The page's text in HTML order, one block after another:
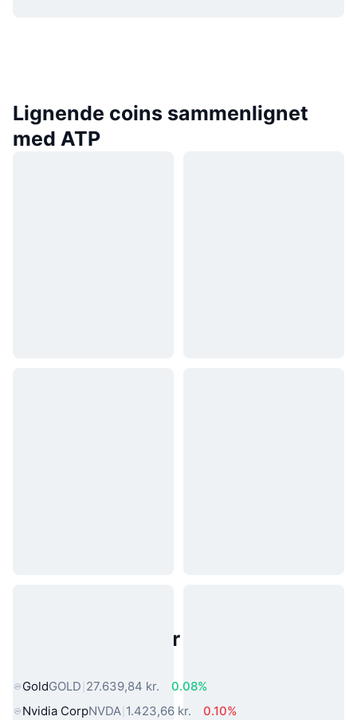
Lignende coins sammenlignet
med ATP
Populære aktiver fra den virkelige
GoldGOLD 27.639,84 kr.
0.08%
Nvidia CorpNVDA 1.423,66 kr.
0.10%